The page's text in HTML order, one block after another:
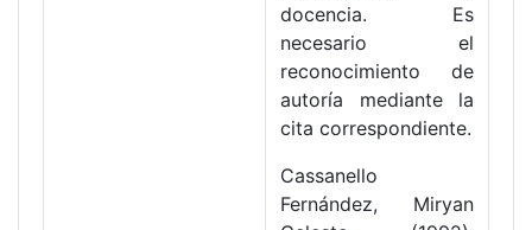
docencia. Es
necesario el
reconocimiento de
autoría mediante la
cita correspondiente.
Cassanello
Fernández, Miryan